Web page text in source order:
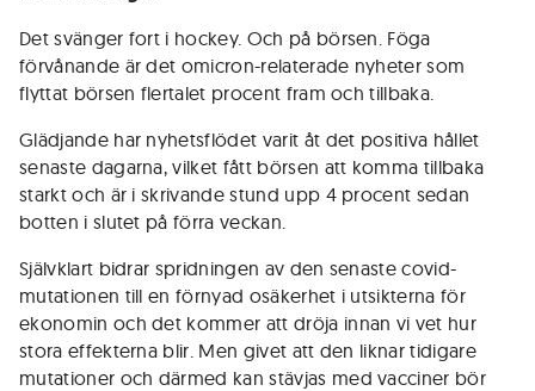
Det svänger fort i hockey. Och på börsen. Föga
förvånande är det omicron-relaterade nyheter som
flyttat börsen flertalet procent fram och tillbaka.
Glädjande har nyhetsflödet varit åt det positiva hållet
senaste dagarna, vilket fått börsen att komma tillbaka
starkt och är i skrivande stund upp 4 procent sedan
botten i slutet på förra veckan.
Självklart bidrar spridningen av den senaste covid-
mutationen till en förnyad osäkerhet i utsikterna för
ekonomin och det kommer att dröja innan vi vet hur
stora effekterna blir. Men givet att den liknar tidigare
mutationer och därmed kan stävjas med vacciner bör